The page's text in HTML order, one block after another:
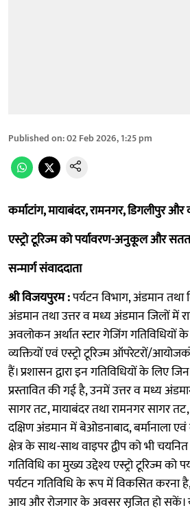
Published on:02 Feb 2026, 1:25 pm
कर्माटांग, मायाबंदर, रामनगर, डिगलीपुर और
एस्ट्रो टूरिज्म को पर्यावरण-अनुकूल और
सन्मार्ग संवाददाता
श्री विजयपुरम :पर्यटन विभाग, अंडमान तथा
अंडमान तथा उत्तर व मध्य अंडमान जिलों में
अवलोकन अर्थात स्टार गेजिंग
व्यक्तियों एवं एस्ट्रो टूरिज्म ऑपरेटरों/
हैं। प्रशासन द्वारा इन गतिविधियों के लिए
प्रस्तावित की गई है, उनमें उत्तर व मध्य
सागर तट, मायाबंदर तथा रामनगर सागर
दक्षिण अंडमान में बेओडनाबाद, बर्मानाला
क्षेत्र के साथ-साथ वाइपर द्वीप को भी
गतिविधि का मुख्य उद्देश्य एस्ट्रो टूरिज्म
पर्यटन गतिविधि के रूप में विकसित करना
आय और रोजगार के अवसर सृजित हो सकें।